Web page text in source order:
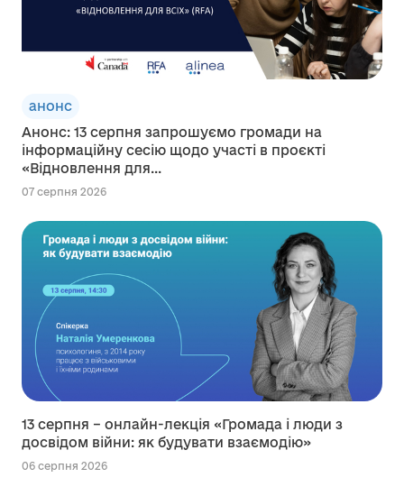
анонс
Анонс: 13 серпня запрошуємо громади на
інформаційну сесію щодо участі в проєкті
«Відновлення для...
07 серпня 2026
13 серпня – онлайн-лекція «Громада і люди з
досвідом війни: як будувати взаємодію»
06 серпня 2026